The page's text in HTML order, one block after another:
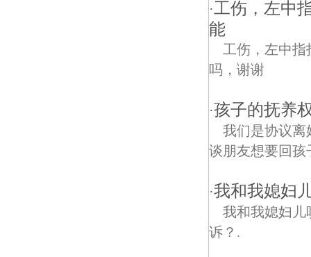
·工伤，左中
能
工伤，左中指
吗，谢谢
·孩子的抚养
我们是协议离
谈朋友想要回孩
·我和我媳妇
我和我媳妇
诉？.